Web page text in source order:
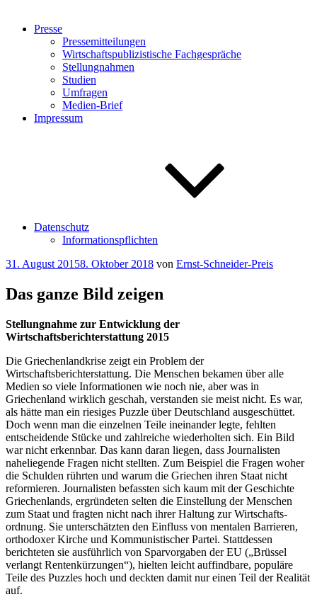
Presse
Pressemitteilungen
Wirtschaftspublizistische Fachgespräche
Stellungnahmen
Studien
Umfragen
Medien-Brief
Impressum
Datenschutz
Informationspflichten
Veröffentlicht
31. August 20158. Oktober 2018 von Ernst-Schneider-Preis
Das ganze Bild zeigen
Stellungnahme zur Entwicklung der
Wirtschaftsberichterstattung 2015
Die Griechenlandkrise zeigt ein Problem der
Wirtschaftsberichterstattung. Die Menschen bekamen über alle
Medien so viele Informationen wie noch nie, aber was in
Griechenland wirklich geschah, verstanden sie meist nicht. Es war,
als hätte man ein riesiges Puzzle über Deutschland ausgeschüttet.
Doch wenn man die einzelnen Teile ineinander legte, fehlten
entscheidende Stücke und zahlreiche wiederholten sich. Ein Bild
war nicht erkennbar. Das kann daran liegen, dass Journalisten
naheliegende Fragen nicht stellten. Zum Beispiel die Fragen woher
die Schulden rührten und warum die Griechen ihren Staat nicht
reformieren. Journalisten befassten sich kaum mit der Geschichte
Griechenlands, ergründeten selten die Einstellung der Menschen
zum Staat und fragten nicht nach ihrer Haltung zur Wirtschafts­
ordnung. Sie unterschätzten den Einfluss von mentalen Barrieren,
orthodoxer Kirche und Kommunistischer Partei. Stattdessen
berichteten sie ausführlich von Sparvorgaben der EU („Brüssel
verlangt Rentenkürzungen“), hielten leicht auffindbare, populäre
Teile des Puzzles hoch und deckten damit nur einen Teil der Realität
auf.